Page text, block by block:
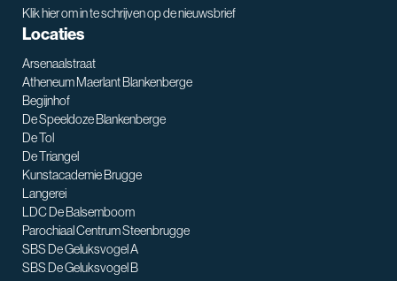
Klik hier om in te schrijven op de nieuwsbrief
Locaties
Arsenaalstraat
Atheneum Maerlant Blankenberge
Begijnhof
De Speeldoze Blankenberge
De Tol
De Triangel
Kunstacademie Brugge
Langerei
LDC De Balsemboom
Parochiaal Centrum Steenbrugge
SBS De Geluksvogel A
SBS De Geluksvogel B
SNT assistent
Waarmee kan ik je helpen?